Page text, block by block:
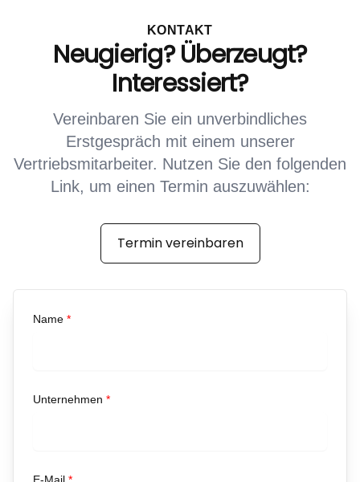
KONTAKT
Neugierig? Überzeugt?
Interessiert?
Vereinbaren Sie ein unverbindliches
Erstgespräch mit einem unserer
Vertriebsmitarbeiter. Nutzen Sie den folgenden
Link, um einen Termin auszuwählen:
Termin vereinbaren
Name *
Unternehmen *
E-Mail *